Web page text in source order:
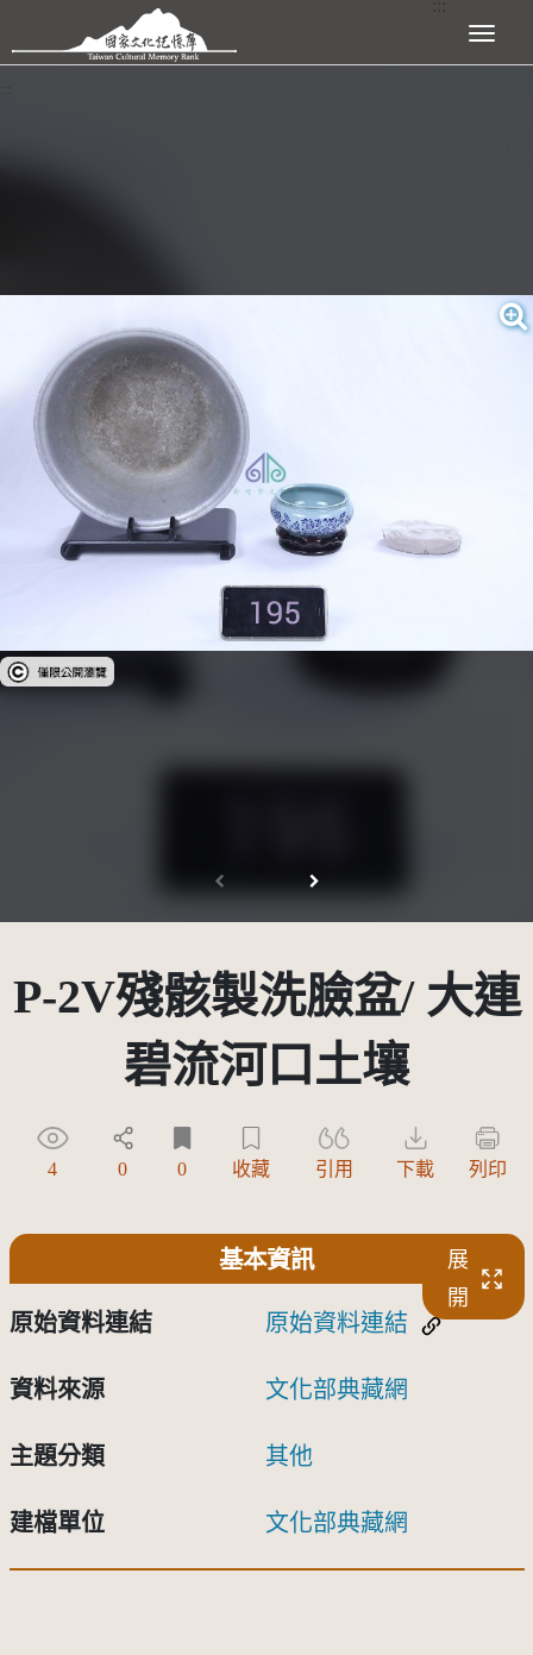
跳到主要內容區塊 展開選單
受著作權法保護-僅限於本平台有限度公開瀏覽
P-2V殘骸製洗臉盆/ 大連
碧流河口土壤
4 0 0 收藏 引用 下載 列印
基本資訊
展
開
原始資料連結 原始資料連結
資料來源 文化部典藏網
主題分類 其他
建檔單位 文化部典藏網